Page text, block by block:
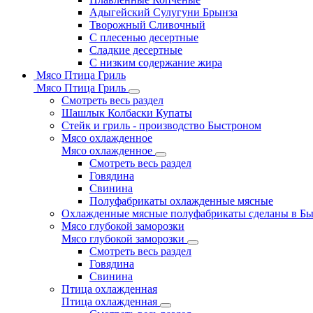
Адыгейский Сулугуни Брынза
Творожный Сливочный
С плесенью десертные
Сладкие десертные
С низким содержание жира
Мясо Птица Гриль
Мясо Птица Гриль
Смотреть весь раздел
Шашлык Колбаски Купаты
Стейк и гриль - производство Быстроном
Мясо охлажденное
Мясо охлажденное
Смотреть весь раздел
Говядина
Свинина
Полуфабрикаты охлажденные мясные
Охлажденные мясные полуфабрикаты сделаны в
Мясо глубокой заморозки
Мясо глубокой заморозки
Смотреть весь раздел
Говядина
Свинина
Птица охлажденная
Птица охлажденная